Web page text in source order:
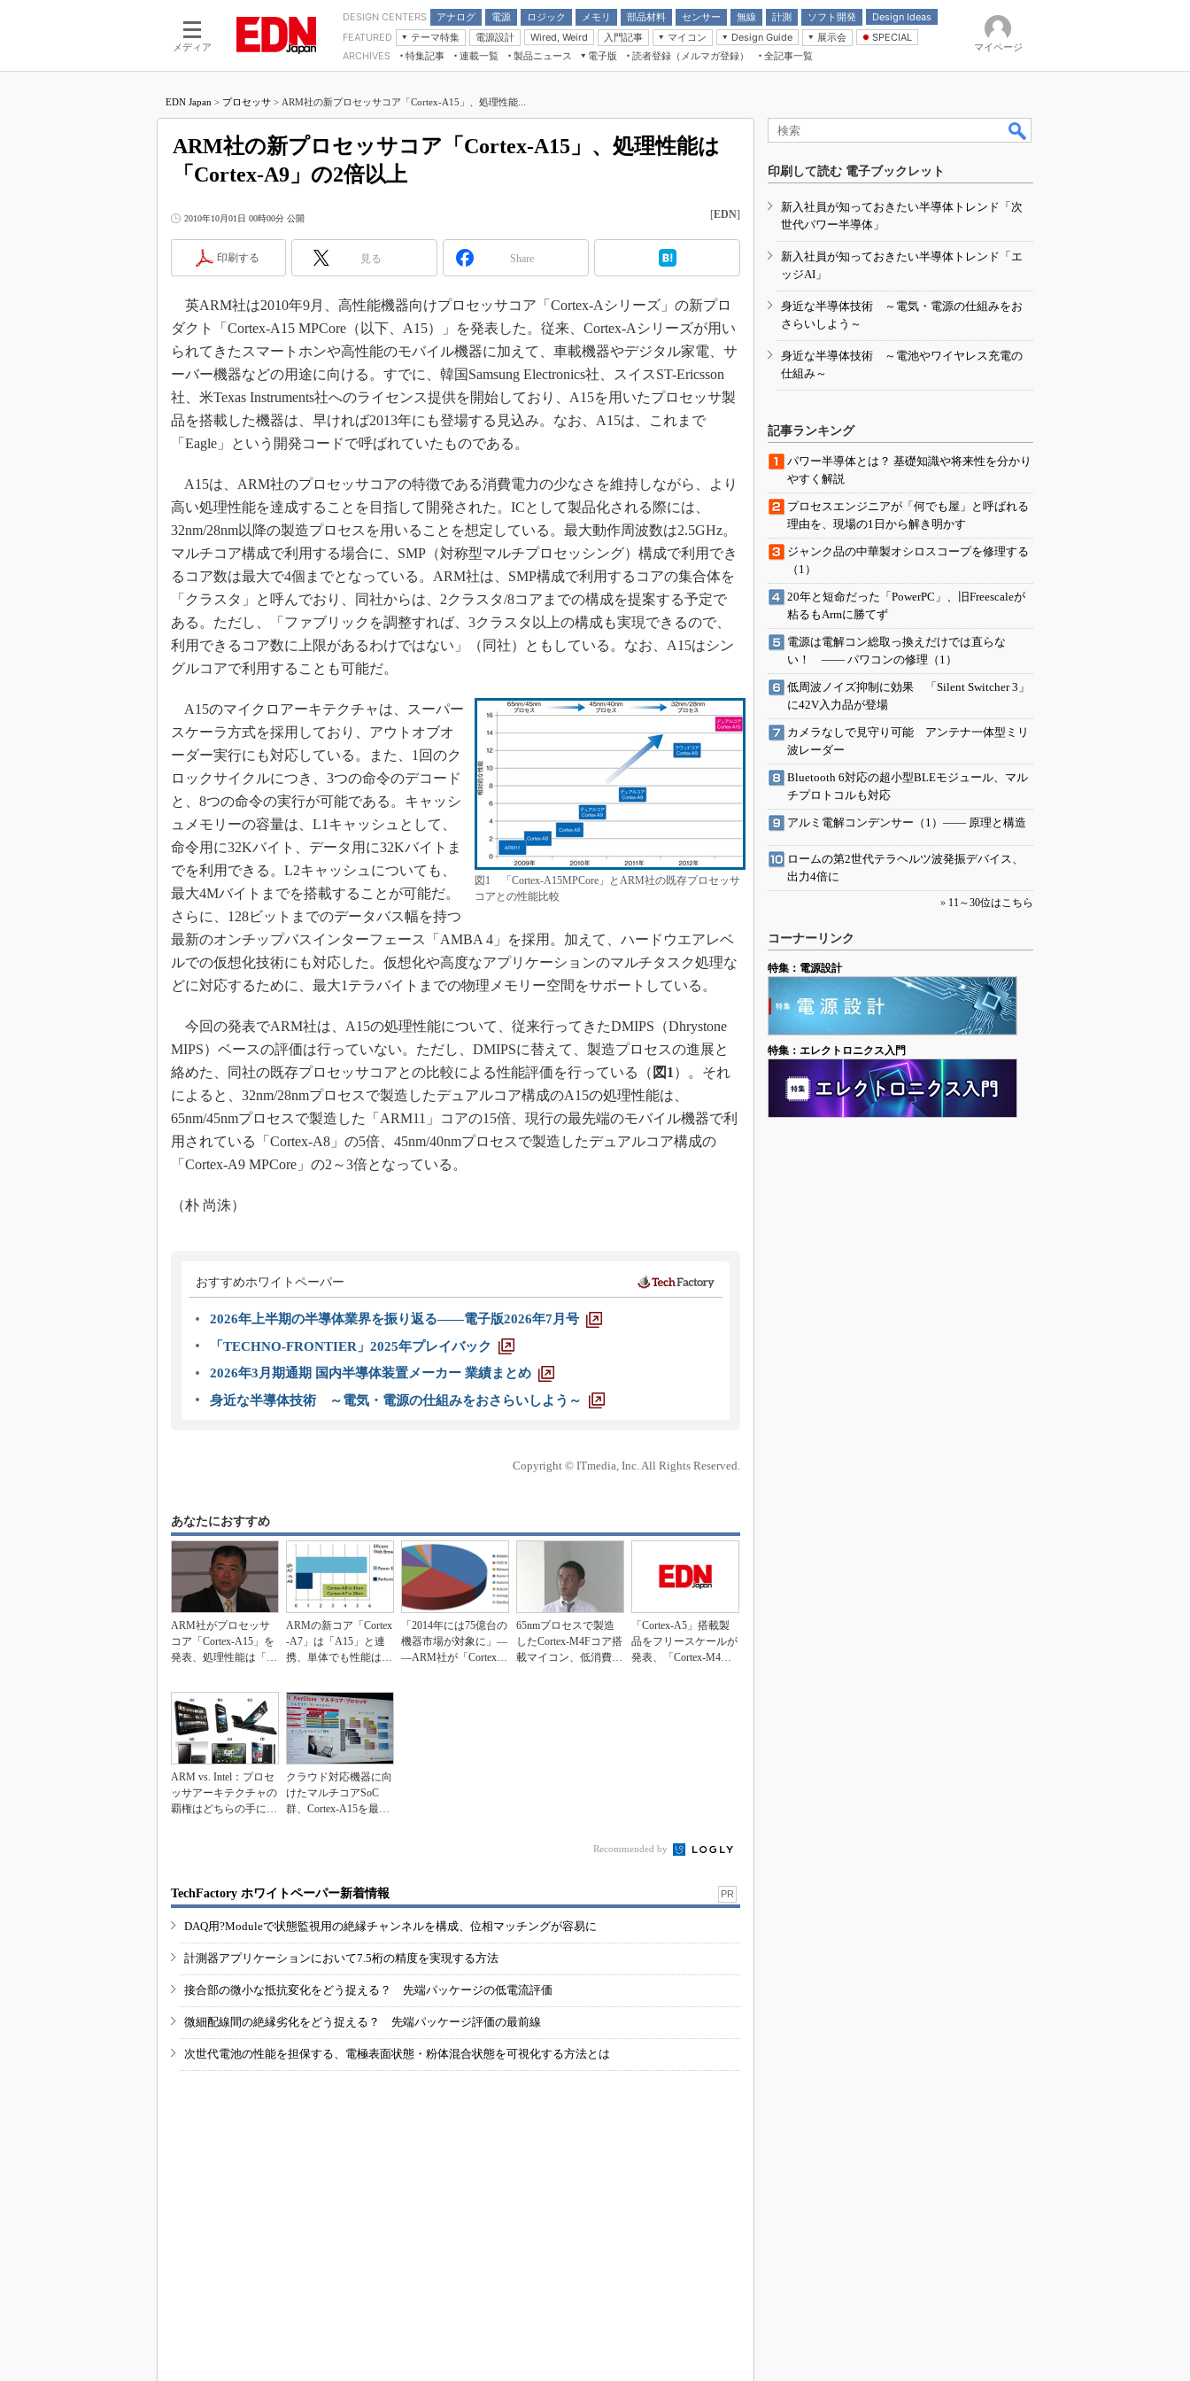
メディア
DESIGN CENTERS アナログ
電源
モーター
ロジック
LSI
メモリ
部品材料
受動部品
センサー 無線 計測 ソフト開発
Design Ideas
アナログ機能回路
計測とテスト
信号源とパルス信号
FEATURED
テーマ特集
つながるクルマ
エレクトロニクス入門
医療エレ（EE Times Japan）
製品解剖（EE Times Japan）
電源設計 Wired, Weird
入門記事
モーター入門
マイコン
マイコン講座
Design Guide
計測機器
展示会
CEATEC
組込み/エッジコンピューティング展
SPECIAL
Microchip情報
ARCHIVES 特集記事
連載一覧
マイクロプロセッサ懐古録
中堅技術者に贈る電子部品“徹底”活
用講座
たった2つの式で始めるDC/DCコン
バーターの設計
DC-DCコンバーター活用講座
Wired, Weird
マイコン講座
高速シリアル伝送技術講座
記録計／データロガーの基礎知識
アナログ設計のきほん／ADCとノイ
めざせ高効率！ モーター駆動入門講
座
「SPICEの仕組みとその活用設計」
最新記事一覧
計測器メーカーから見た5G
USB Type-Cの登場で評価試験はど
う変わる？
IoT時代の無線規格を知る【Thread
編】
IoT時代の無線規格を知る【Z-Wave
編】
製品ニュース
電子版
電子ブックレット
読者登録（メルマガ登録） 全記事一覧
マイページ
EDN Japan > プロセッサ > ARM社の新プロセッサコア「Cortex-A15」、処理性能...
ARM社の新プロセッサコア「Cortex-A15」、処理性能は
「Cortex-A9」の2倍以上
2010年10月01日 00時00分 公開 [EDN]
印刷する 見る Share
英ARM社は2010年9月、高性能機器向けプロセッサコア「Cortex-Aシリーズ」の新プロ
ダクト「Cortex-A15 MPCore（以下、A15）」を発表した。従来、Cortex-Aシリーズが用い
られてきたスマートホンや高性能のモバイル機器に加えて、車載機器やデジタル家電、サ
ーバー機器などの用途に向ける。すでに、韓国Samsung Electronics社、スイスST-Ericsson
社、米Texas Instruments社へのライセンス提供を開始しており、A15を用いたプロセッサ製
品を搭載した機器は、早ければ2013年にも登場する見込み。なお、A15は、これまで
「Eagle」という開発コードで呼ばれていたものである。
A15は、ARM社のプロセッサコアの特徴である消費電力の少なさを維持しながら、より
高い処理性能を達成することを目指して開発された。ICとして製品化される際には、
32nm/28nm以降の製造プロセスを用いることを想定している。最大動作周波数は2.5GHz。
マルチコア構成で利用する場合に、SMP（対称型マルチプロセッシング）構成で利用でき
るコア数は最大で4個までとなっている。ARM社は、SMP構成で利用するコアの集合体を
「クラスタ」と呼んでおり、同社からは、2クラスタ/8コアまでの構成を提案する予定で
ある。ただし、「ファブリックを調整すれば、3クラスタ以上の構成も実現できるので、
利用できるコア数に上限があるわけではない」（同社）ともしている。なお、A15はシン
グルコアで利用することも可能だ。
図1 「Cortex-A15MPCore」とARM社の既存プロセッサ
コアとの性能比較
A15のマイクロアーキテクチャは、スーパー
スケーラ方式を採用しており、アウトオブオ
ーダー実行にも対応している。また、1回のク
ロックサイクルにつき、3つの命令のデコード
と、8つの命令の実行が可能である。キャッシ
ュメモリーの容量は、L1キャッシュとして、
命令用に32Kバイト、データ用に32Kバイトま
でを利用できる。L2キャッシュについても、
最大4Mバイトまでを搭載することが可能だ。
さらに、128ビットまでのデータバス幅を持つ
最新のオンチップバスインターフェース「AMBA 4」を採用。加えて、ハードウエアレベ
ルでの仮想化技術にも対応した。仮想化や高度なアプリケーションのマルチタスク処理な
どに対応するために、最大1テラバイトまでの物理メモリー空間をサポートしている。
今回の発表でARM社は、A15の処理性能について、従来行ってきたDMIPS（Dhrystone
MIPS）ベースの評価は行っていない。ただし、DMIPSに替えて、製造プロセスの進展と
絡めた、同社の既存プロセッサコアとの比較による性能評価を行っている（ 図1 ）。それ
によると、32nm/28nmプロセスで製造したデュアルコア構成のA15の処理性能は、
65nm/45nmプロセスで製造した「ARM11」コアの15倍、現行の最先端のモバイル機器で利
用されている「Cortex-A8」の5倍、45nm/40nmプロセスで製造したデュアルコア構成の
「Cortex-A9 MPCore」の2～3倍となっている。
（朴 尚洙）
おすすめホワイトペーパー
2026年上半期の半導体業界を振り返る――電子版2026年7月号
「TECHNO-FRONTIER」2025年プレイバック
2026年3月期通期 国内半導体装置メーカー 業績まとめ
身近な半導体技術 ～電気・電源の仕組みをおさらいしよう～
Copyright © ITmedia, Inc. All Rights Reserved.
あなたにおすすめ
ARM社がプロセッサ
コア「Cortex-A15」を
発表、処理性能は「C
ARMの新コア「Cortex
-A7」は「A15」と連
携、単体でも性能は
「2014年には75億台の
機器市場が対象に」―
―ARM社が「Cortex-
65nmプロセスで製造
したCortex-M4Fコア搭
載マイコン、低消費電
「Cortex-A5」搭載製
品をフリースケールが
発表、「Cortex-M4」
ARM vs. Intel：プロセ
ッサアーキテクチャの
覇権はどちらの手に？
クラウド対応機器に向
けたマルチコアSoC
群、Cortex-A15を最大
Recommended by
TechFactory ホワイトペーパー新着情報 PR
DAQ用?Moduleで状態監視用の絶縁チャンネルを構成、位相マッチングが容易に
計測器アプリケーションにおいて7.5桁の精度を実現する方法
接合部の微小な抵抗変化をどう捉える？ 先端パッケージの低電流評価
微細配線間の絶縁劣化をどう捉える？ 先端パッケージ評価の最前線
次世代電池の性能を担保する、電極表面状態・粉体混合状態を可視化する方法とは
印刷して読む 電子ブックレット
新入社員が知っておきたい半導体トレンド「次
世代パワー半導体」
新入社員が知っておきたい半導体トレンド「エ
ッジAI」
身近な半導体技術 ～電気・電源の仕組みをお
さらいしよう～
身近な半導体技術 ～電池やワイヤレス充電の
仕組み～
記事ランキング
パワー半導体とは？ 基礎知識や将来性を分かり
やすく解説
プロセスエンジニアが「何でも屋」と呼ばれる
理由を、現場の1日から解き明かす
ジャンク品の中華製オシロスコープを修理する
（1）
20年と短命だった「PowerPC」、旧Freescaleが
粘るもArmに勝てず
電源は電解コン総取っ換えだけでは直らな
い！ ―― パワコンの修理（1）
低周波ノイズ抑制に効果 「Silent Switcher 3」
に42V入力品が登場
カメラなしで見守り可能 アンテナ一体型ミリ
波レーダー
Bluetooth 6対応の超小型BLEモジュール、マル
チプロトコルも対応
アルミ電解コンデンサー（1）―― 原理と構造
ロームの第2世代テラヘルツ波発振デバイス、
出力4倍に
» 11～30位はこちら
コーナーリンク
特集：電源設計
特集：エレクトロニクス入門